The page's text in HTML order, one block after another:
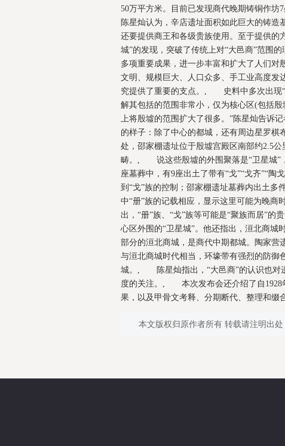
50万平方米。目前已发现商代晚期铸铜作坊
陈星灿认为，辛店遗址面积如此巨大的铸
还要提供商王和各级贵族使用。至于提供
城”的发现，突破了传统上对“大邑商”范围
多项重要成果，进一步丰富和扩大了人们
文明、规模巨大、人口众多、手工业高度发
究提供了重要的支点。, 史料中多次出现“
解其包括的范围非常小，仅为核心区(包括
上将殷墟的范围扩大了很多。”陈星灿告诉
的样子：除了中心的都城，还有周边星罗棋
处，邵家棚遗址位于殷墟宫殿区南部约2.5
畴。, 说这些殷墟的外围聚落是“卫星城”
座墓葬中，有9座出土了带有“戈”“戈齐”“陶
到“戈”族的控制；邵家棚遗址墓葬内出土多
中“册”族的记载相应，显示这里可能为晚商
出，“册”族、“戈”族等可能是“聚族而居”
心区外围的“卫星城”。他还指出，洹北商城
部分的洹北商城，是商代中期都城。陶家营
与洹北商城时代相当，环壕带有强烈的防御
城。, 陈星灿指出，“大邑商”的认识也对
度的关注。, 本次发布会还介绍了自1928
果，以及甲骨文考释、分期断代、整理和
本文版权归原作者所有 转载请注明出处